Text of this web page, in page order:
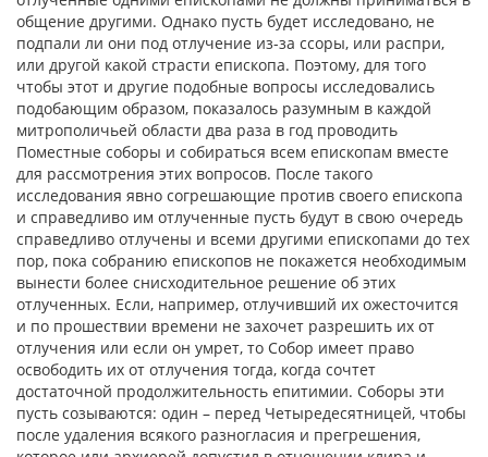
общение другими. Однако пусть будет исследовано, не
подпали ли они под отлучение из-за ссоры, или распри,
или другой какой страсти епископа. Поэтому, для того
чтобы этот и другие подобные вопросы исследовались
подобающим образом, показалось разумным в каждой
митрополичьей области два раза в год проводить
Поместные соборы и собираться всем епископам вместе
для рассмотрения этих вопросов. После такого
исследования явно согрешающие против своего епископа
и справедливо им отлученные пусть будут в свою очередь
справедливо отлучены и всеми другими епископами до тех
пор, пока собранию епископов не покажется необходимым
вынести более снисходительное решение об этих
отлученных. Если, например, отлучивший их ожесточится
и по прошествии времени не захочет разрешить их от
отлучения или если он умрет, то Собор имеет право
освободить их от отлучения тогда, когда сочтет
достаточной продолжительность епитимии. Соборы эти
пусть созываются: один – перед Четыредесятницей, чтобы
после удаления всякого разногласия и прегрешения,